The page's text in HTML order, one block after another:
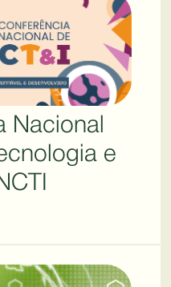
Nacional
e